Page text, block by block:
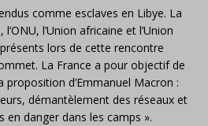
comme esclaves en Libye. La
l’Union africaine et l’Union
lors de cette rencontre
La France a pour objectif de
proposition d’Emmanuel Macron :
démantèlement des réseaux et
en danger dans les camps ».